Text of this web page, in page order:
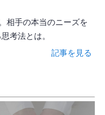
相手の本当のニーズを
考法とは。
記事を見る